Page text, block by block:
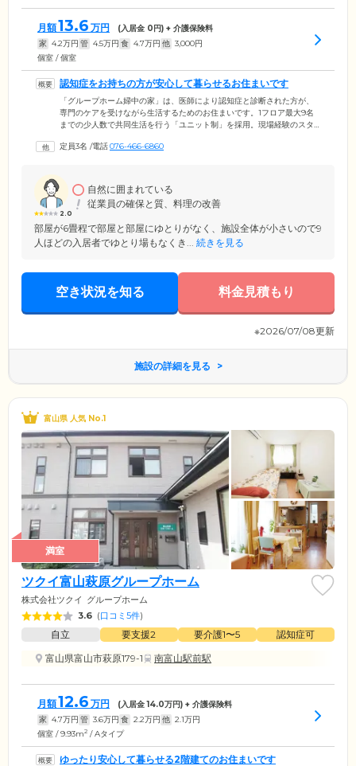
月額13.6 万円 (入居金 0円) + 介護保険料
家 4.2万円 管 4.5万円 食 4.7万円 他 3,000円
個室 / 個室
認知症をお持ちの方が安心して暮らせるお住まいです
「グループホーム婦中の家」は、医師により認知症と診断された方が、
専門のケアを受けながら生活するためのお住まいです。1フロア最大9名
までの少人数で共同生活を行う「ユニット制」を採用。現場経験のスタ
い人間関係を築くことに対して戸惑いを感じてしまう傾向がある認知症
際にもすばやく診療・入院の処置が可能。いつでも安心してお過ごしく
ださい。
定員3名 /電話076-466-6860
2.0
自然に囲まれている
従業員の確保と質、料理の改善
部屋が6畳程で部屋と部屋にゆとりがなく、施設全体が小さいので9
人ほどの入居者でゆとり場もなくき... 続きを見る
空き状況を知る 料金見積もり
※2026/07/08更新
施設の詳細を見る
富山県 人気 No.1
満室
ツクイ富山萩原グループホーム
株式会社ツクイ グループホーム
3.6 (口コミ5件)
自立 要支援2 要介護1〜5
認知症可
富山県富山市萩原179-1
南富山駅前駅
月額12.6 万円 (入居金14.0万円) + 介護保険料
家 4.7万円 管 3.6万円 食 2.2万円 他 2.1万円
個室 / 9.93m2 / Aタイプ
ゆったり安心して暮らせる2階建てのお住まいです